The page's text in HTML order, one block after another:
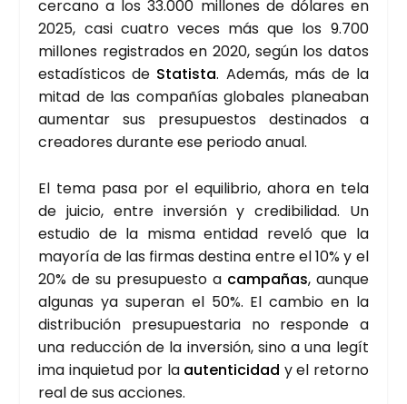
cer­cano a los 33.000 millo­nes de dóla­res en
2025, casi cua­tro veces más que los 9.700
millo­nes regis­tra­dos en 2020, según los datos
esta­dís­ti­cos de Sta­tis­ta. Ade­más, más de la
mitad de las com­pa­ñías glo­ba­les pla­nea­ban
aumen­tar sus pre­su­pues­tos des­ti­na­dos a
crea­do­res duran­te ese perio­do anual.
El tema pasa por el equi­li­brio, aho­ra en tela
de jui­cio, entre inver­sión y cre­di­bi­li­dad. Un
estu­dio de la mis­ma enti­dad reve­ló que la
mayo­ría de las fir­mas des­ti­na entre el 10% y el
20% de su pre­su­pues­to a cam­pa­ñas, aun­que
algu­nas ya supe­ran el 50%. El cam­bio en la
dis­tri­bu­ción pre­su­pues­ta­ria no res­pon­de a
una reduc­ción de la inver­sión, sino a una legí­t
i­ma inquie­tud por la auten­ti­ci­dad y el retorno
real de sus accio­nes.